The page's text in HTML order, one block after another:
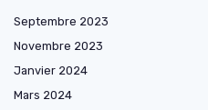
Septembre 2023
Novembre 2023
Janvier 2024
Mars 2024